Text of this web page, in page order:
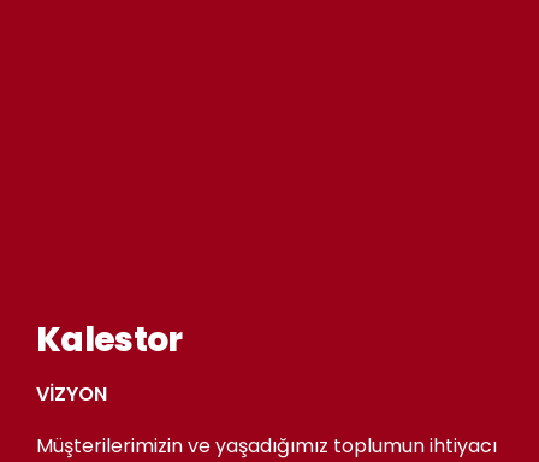
Kalestor
VİZYON
Müşterilerimizin ve yaşadığımız toplumun ihtiyacı